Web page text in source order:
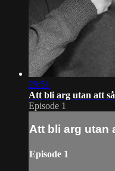
29:51
Att bli arg utan att
Episode 1
Att bli arg utan
Episode 1